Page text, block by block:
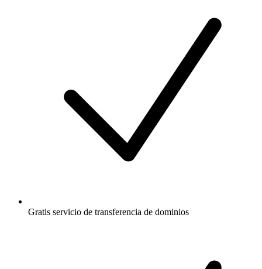
Gratis servicio de transferencia de dominios